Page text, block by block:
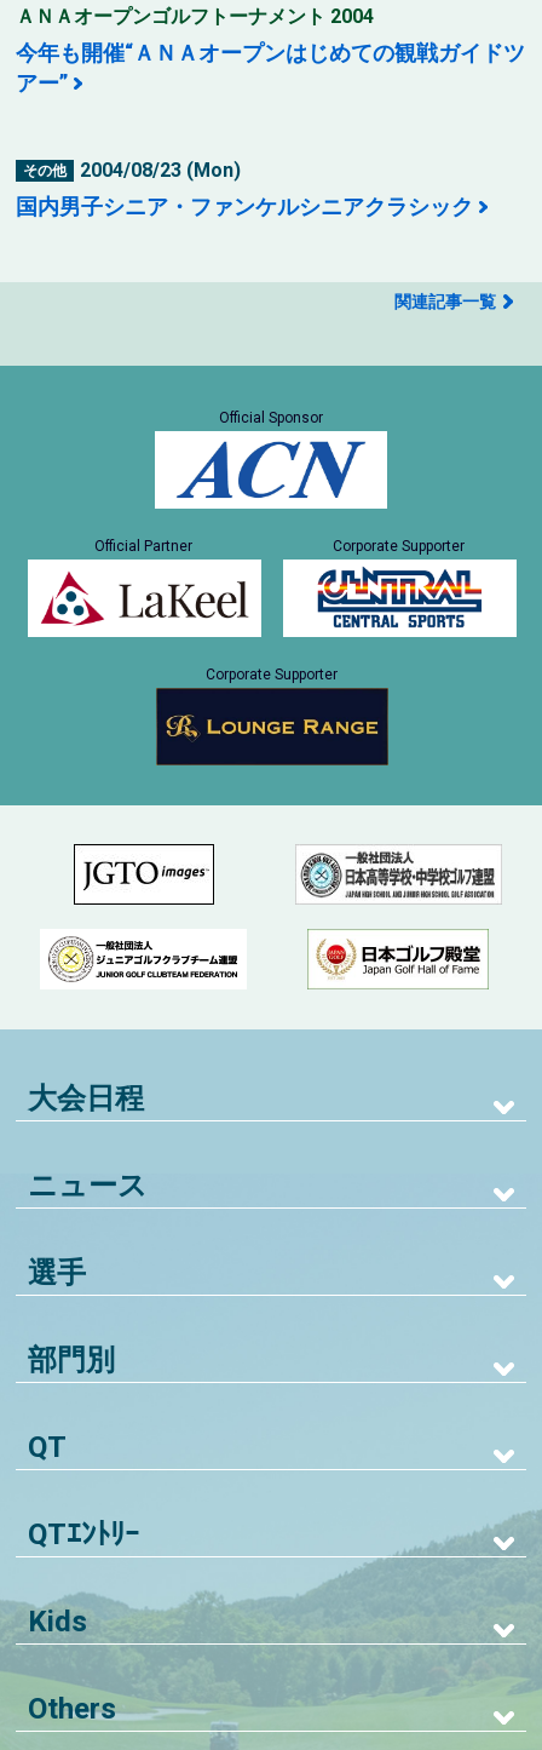
ＡＮＡオープンゴルフトーナメント 2004
今年も開催“ＡＮＡオープンはじめての観戦ガイドツ
アー”
その他 2004/08/23 (Mon)
国内男子シニア・ファンケルシニアクラシック
関連記事一覧
Official Sponsor
Official Partner Corporate Supporter
Corporate Supporter
大会日程
ニュース
選手
部門別
QT
QTｴﾝﾄﾘｰ
Kids
Others